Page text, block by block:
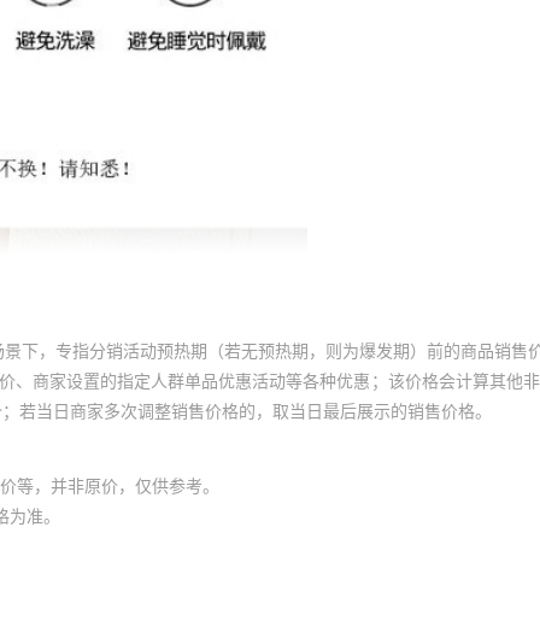
下，专指分销活动预热期（若无预热期，则为爆发期）前的商品销售
商家设置的指定人群单品优惠活动等各种优惠；该价格会计算其他
当日商家多次调整销售价格的，取当日最后展示的销售价格。
等，并非原价，仅供参考。
准。